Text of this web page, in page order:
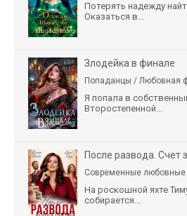
Потерять надежду
Оказаться в...
Злодейка в финале
Попаданцы / Любовная
Я попала в
Второстепенной...
После развода. Счет
Современные
На роскошной яхте
собирается...